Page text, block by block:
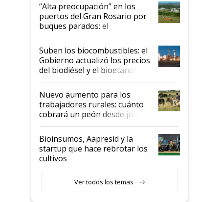
“Alta preocupación” en los
puertos del Gran Rosario por
buques parados: el
funcionamiento de las
exportadoras en tensión tras
la medida de fuerza de los
prácticos
Suben los biocombustibles: el
Gobierno actualizó los precios
del biodiésel y el bioetanol
Nuevo aumento para los
trabajadores rurales: cuánto
cobrará un peón desde julio
Bioinsumos, Aapresid y la
startup que hace rebrotar los
cultivos
Ver todos los temas